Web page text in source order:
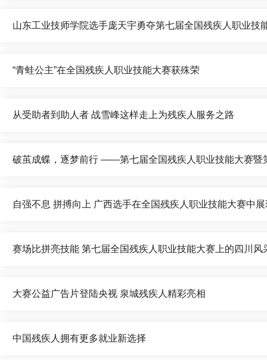
山东工业技师学院选手庞天宇勇夺第七届全国残疾人职业技
“青蛙公主”在全国残疾人职业技能大赛获殊荣
从受助者到助人者 战雪峰这样走上为残疾人服务之路
破茧成蝶，逐梦前行 ——第七届全国残疾人职业技能大赛暨
自强不息 拼搏向上 广西选手在全国残疾人职业技能大赛中
赛场比拼亮技能 第七届全国残疾人职业技能大赛上的四川风
大赛公益广告片登陆央视 泉城残疾人精彩亮相
中国残疾人拥有更多就业新选择